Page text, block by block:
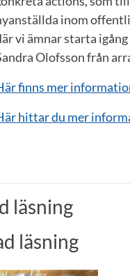
inom
vi ämnar starta
Olofsson från
finns mer
hittar du mer
läsning
läsning